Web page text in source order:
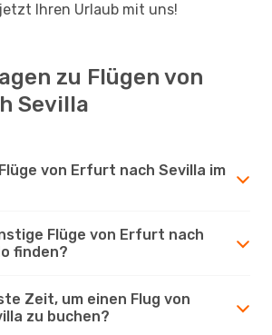
Ihren Urlaub mit uns!
zu Flügen von
Sevilla
von Erfurt nach Sevilla im
Flüge von Erfurt nach
finden?
Zeit, um einen Flug von
zu buchen?